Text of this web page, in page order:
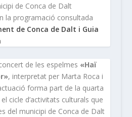
de Conca de Dalt
la programació consultada
de Conca de Dalt i Guia
de les espelmes «Haï
, interpretat per Marta Roca i
forma part de la quarta
el cicle d’activitats culturals que
del municipi de Conca de Dalt